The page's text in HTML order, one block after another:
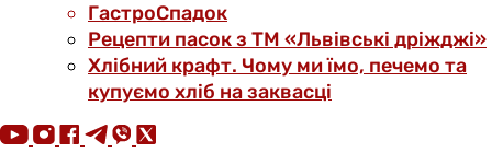
ГастроСпадок
Рецепти пасок з ТМ «Львівські дріжджі»
Хлібний крафт. Чому ми їмо, печемо та
купуємо хліб на заквасці